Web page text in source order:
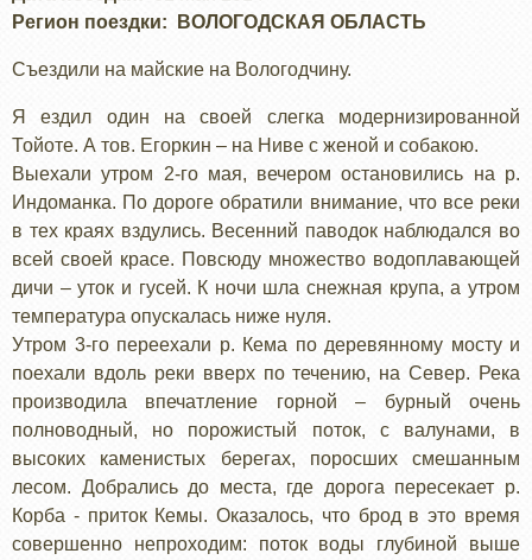
Регион поездки
ВОЛОГОДСКАЯ ОБЛАСТЬ
Съездили на майские на Вологодчину.
Я ездил один на своей слегка модернизированной
Тойоте. А тов. Егоркин – на Ниве с женой и собакою.
Выехали утром 2-го мая, вечером остановились на р.
Индоманка. По дороге обратили внимание, что все реки
в тех краях вздулись. Весенний паводок наблюдался во
всей своей красе. Повсюду множество водоплавающей
дичи – уток и гусей. К ночи шла снежная крупа, а утром
температура опускалась ниже нуля.
Утром 3-го переехали р. Кема по деревянному мосту и
поехали вдоль реки вверх по течению, на Север. Река
производила впечатление горной – бурный очень
полноводный, но порожистый поток, с валунами, в
высоких каменистых берегах, поросших смешанным
лесом. Добрались до места, где дорога пересекает р.
Корба - приток Кемы. Оказалось, что брод в это время
совершенно непроходим: поток воды глубиной выше